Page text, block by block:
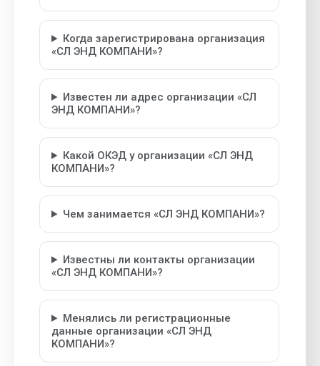
Когда зарегистрирована организация
«СЛ ЭНД КОМПАНИ»?
Известен ли адрес организации «СЛ
ЭНД КОМПАНИ»?
Какой ОКЭД у организации «СЛ ЭНД
КОМПАНИ»?
Чем занимается «СЛ ЭНД КОМПАНИ»?
Известны ли контакты организации
«СЛ ЭНД КОМПАНИ»?
Менялись ли регистрационные
данные организации «СЛ ЭНД
КОМПАНИ»?